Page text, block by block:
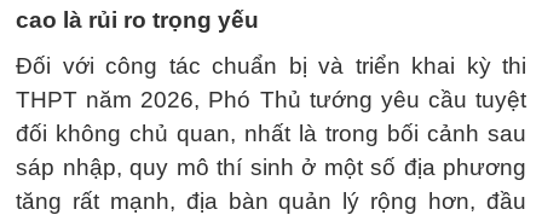
cao là rủi ro trọng yếu
Đối với công tác chuẩn bị và triển khai kỳ thi
THPT năm 2026, Phó Thủ tướng yêu cầu tuyệt
đối không chủ quan, nhất là trong bối cảnh sau
sáp nhập, quy mô thí sinh ở một số địa phương
tăng rất mạnh, địa bàn quản lý rộng hơn, đầu